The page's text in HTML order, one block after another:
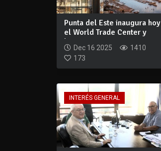
Punta del Este inaugura hoy
el World Trade Center y
busca co...
Dec 16 2025
1410
173
INTERÉS GENERAL